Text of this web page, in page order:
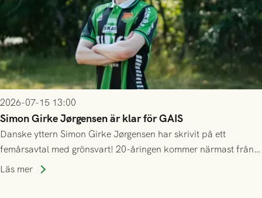
2026-07-15 13:00
Simon Girke Jørgensen är klar för GAIS
Danske yttern Simon Girke Jørgensen har skrivit på ett
femårsavtal med grönsvart! 20-åringen kommer närmast från
spel i färöiska Skála IF.
Läs mer